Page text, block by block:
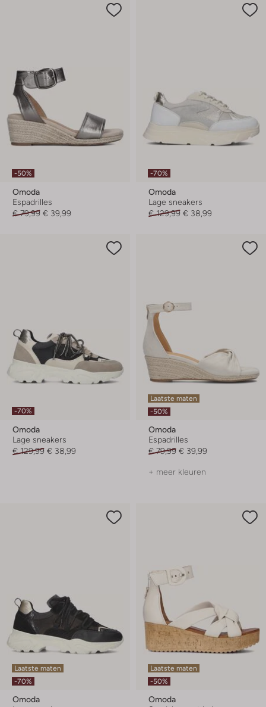
-50%
Omoda
Espadrilles
€ 79,99 € 39,99
-70%
Omoda
Lage sneakers
€ 129,99 € 38,99
-70%
Omoda
Lage sneakers
€ 129,99 € 38,99
Laatste maten
-50%
Omoda
Espadrilles
€ 79,99 € 39,99
+ meer kleuren
Laatste maten
-70%
Omoda
Laatste maten
-50%
Omoda